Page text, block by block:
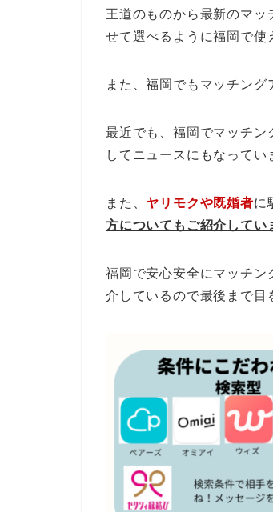
王道のものから最新のマ
せて選べるように福岡で使
また、福岡でもマッチング
最近でも、福岡でマッチン
してニュースにもなってい
また、 ヤリモクや既婚者に
方についてもご紹介してい
福岡で安心安全にマッチン
介しているので最後まで目